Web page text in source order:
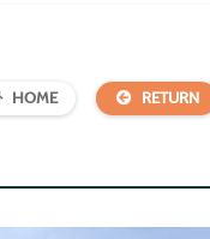
HOME RETURN